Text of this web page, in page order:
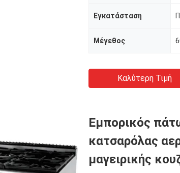
Εγκατάσταση
Μέγεθος
Καλύτερη Τιμή
Εμπορικός
κατσαρόλας
μαγειρικής